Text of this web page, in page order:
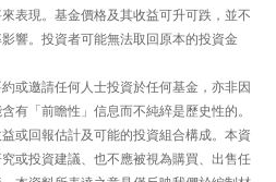
表現。基金價格及其收益可升可跌，並不
響。投資者可能無法取回原本的投資金
或邀請任何人士投資於任何基金，亦非因
有「前瞻性」信息而不純綷是歷史性的。
或回報估計及可能的投資組合構成。本資
或投資建議、也不應被視為購買、出售任